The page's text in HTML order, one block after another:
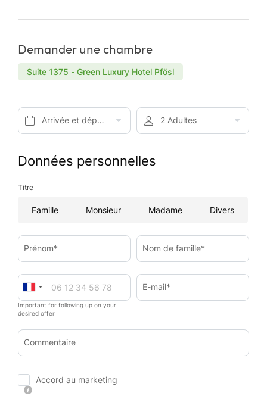
Demander une chambre
Suite 1375 - Green Luxury Hotel Pfösl
Arrivée et départ* 2 Adultes
Données personnelles
Titre
Famille Monsieur Madame Divers
Prénom* Nom de famille*
Important for following up on your
desired offer
E-mail*
Commentaire
Accord au marketing